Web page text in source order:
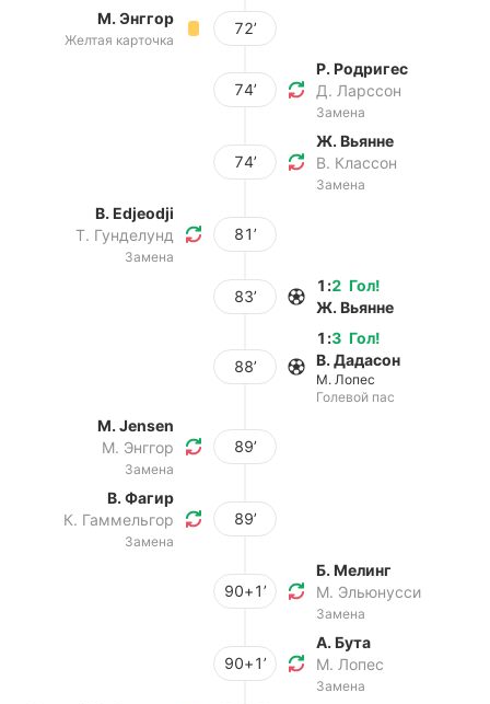
М. Энггор
Желтая карточка
72’
74’
Р. Родригес
Д. Ларссон
Замена
74’
Ж. Вьянне
В. Классон
Замена
B. Edjeodji
Т. Гунделунд
Замена
81’
83’
Гол!
1 :2
Ж. Вьянне
88’
Гол!
1 :3
В. Дадасон
М. Лопес
Голевой пас
M. Jensen
М. Энггор
Замена
89’
В. Фагир
К. Гаммельгор
Замена
89’
90+1’
Б. Мелинг
М. Эльюнусси
Замена
90+1’
А. Бута
М. Лопес
Замена